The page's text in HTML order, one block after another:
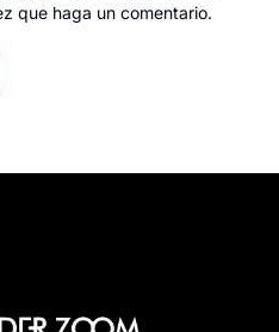
que haga un comentario.